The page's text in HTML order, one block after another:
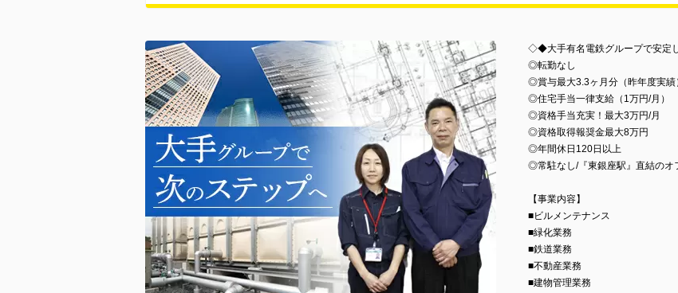
◇◆大手有名電鉄グループで安定
◎転勤なし
◎賞与最大3.3ヶ月分（昨年度実績
◎住宅手当一律支給（1万円/月）
◎資格手当充実！最大3万円/月
◎資格取得報奨金最大8万円
◎年間休日120日以上
◎常駐なし/『東銀座駅』直結のオ
【事業内容】
■ビルメンテナンス
■緑化業務
■鉄道業務
■不動産業務
■建物管理業務